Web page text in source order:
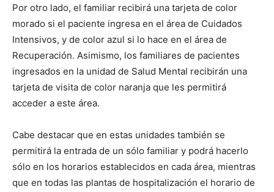
Por otro lado, el familiar recibirá una tarjeta de color
morado si el paciente ingresa en el área de Cuidados
Intensivos, y de color azul si lo hace en el área de
Recuperación. Asimismo, los familiares de pacientes
ingresados en la unidad de Salud Mental recibirán una
tarjeta de visita de color naranja que les permitirá
acceder a este área.
Cabe destacar que en estas unidades también se
permitirá la entrada de un sólo familiar y podrá hacerlo
sólo en los horarios establecidos en cada área, mientras
que en todas las plantas de hospitalización el horario de